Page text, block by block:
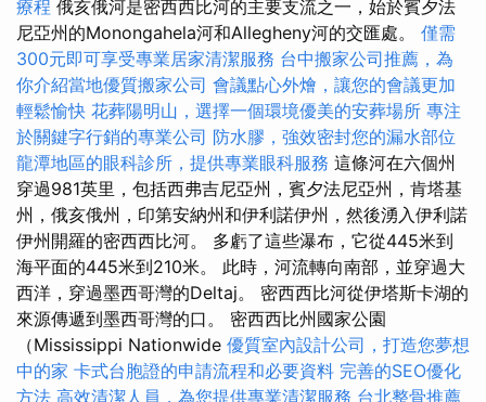
療程 俄亥俄河是密西西比河的主要支流之一，始於賓夕法
尼亞州的Monongahela河和Allegheny河的交匯處。 僅需
300元即可享受專業居家清潔服務 台中搬家公司推薦，為
你介紹當地優質搬家公司 會議點心外燴，讓您的會議更加
輕鬆愉快 花葬陽明山，選擇一個環境優美的安葬場所 專注
於關鍵字行銷的專業公司 防水膠，強效密封您的漏水部位
龍潭地區的眼科診所，提供專業眼科服務 這條河在六個州
穿過981英里，包括西弗吉尼亞州，賓夕法尼亞州，肯塔基
州，俄亥俄州，印第安納州和伊利諾伊州，然後湧入伊利諾
伊州開羅的密西西比河。 多虧了這些瀑布，它從445米到
海平面的445米到210米。 此時，河流轉向南部，並穿過大
西洋，穿過墨西哥灣的Deltaj。 密西西比河從伊塔斯卡湖的
來源傳遞到墨西哥灣的口。 密西西比州國家公園
（Mississippi Nationwide 優質室內設計公司，打造您夢想
中的家 卡式台胞證的申請流程和必要資料 完善的SEO優化
方法 高效清潔人員，為您提供專業清潔服務 台北整骨推薦